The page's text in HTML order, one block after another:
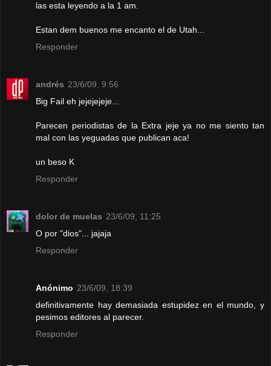
las esta leyendo a la 1 am.
Estan dem buenos me encanto el de Utah...
Responder
andrés 23/6/09, 9:56
Big Fail eh jejejejeje...
Parecen periodistas de la Extra jeje ya no me siento tan
mal con las yeguadas que publican aca!
un beso K
Responder
dolor de muelas 23/6/09, 11:25
O por "dios"... jajaja
Responder
Anónimo 23/6/09, 18:39
definitivamente hay demasiada estupidez en el mundo, y
pesimos editores al parecer.
Responder